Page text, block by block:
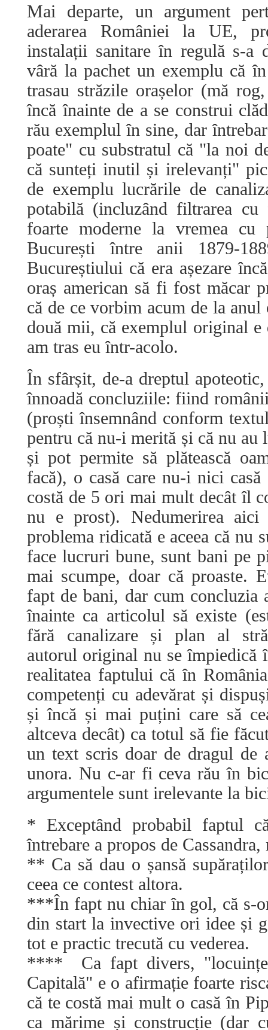
Mai departe, un argument
aderarea României la UE,
instalații sanitare în regulă s-a
vâră la pachet un exemplu că
trasau străzile orașelor (mă
încă înainte de a se construi
rău exemplul în sine, dar
poate" cu substratul că "la noi
că sunteți inutil și irelevanți"
de exemplu lucrările de
potabilă (incluzând filtrarea
foarte moderne la vremea
București între anii 1879-
Bucureștiului că era așezare
oraș american să fi fost măcar
că de ce vorbim acum de la
două mii, că exemplul original
am tras eu într-acolo.
În sfârșit, de-a dreptul
înnoadă concluziile: fiind
(proști însemnând conform
pentru că nu-i merită și că nu au
și pot permite să plătească
facă), o casă care nu-i nici casă
costă de 5 ori mai mult decât îl
nu e prost). Nedumerirea
problema ridicată e aceea că nu
face lucruri bune, sunt bani pe
mai scumpe, doar că proaste.
fapt de bani, dar cum concluzia
înainte ca articolul să existe
fără canalizare și plan al
autorul original nu se împiedică
realitatea faptului că în
competenți cu adevărat și
și încă și mai puțini care să
altceva decât) ca totul să fie
un text scris doar de dragul de
unora. Nu c-ar fi ceva rău în
argumentele sunt irelevante la
* Exceptând probabil faptul
întrebare a propos de Cassandra,
** Ca să dau o șansă
ceea ce contest altora.
***În fapt nu chiar în gol, că s-
din start la invective ori idee și
tot e practic trecută cu vederea.
**** Ca fapt divers,
Capitală" e o afirmație foarte
că te costă mai mult o casă în
ca mărime și construcție (dar